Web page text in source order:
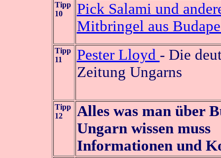
Tipp
10
Pick Salami und
Mitbringel aus
Tipp
11
Pester Lloyd - Die
Zeitung Ungarns
Tipp
12
Alles was man über
Ungarn wissen muss
Informationen und